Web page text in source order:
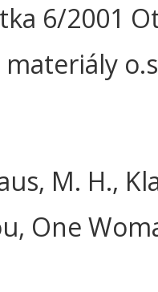
6/2001
M. H.,
One